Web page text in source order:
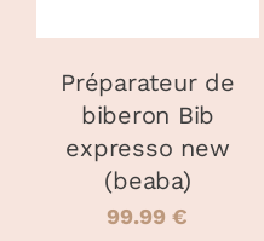
PEUVENT
ÊTRE
CHOISIES
SUR
LA
PAGE
DU
Préparateur de
biberon Bib
expresso new
(beaba)
99.99€